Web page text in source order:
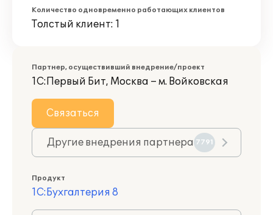
Количество одновременно работающих клиентов
Толстый клиент: 1
Партнер, осуществивший внедрение/проект
1С:Первый Бит, Москва – м. Войковская
Связаться
Другие внедрения партнера 7791
Продукт
1С:Бухгалтерия 8